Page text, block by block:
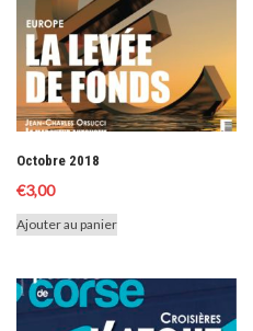
Octobre 2018
€3,00
Ajouter au panier